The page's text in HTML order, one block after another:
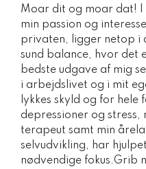
Moar dit og moar dat! I
min passion og
privaten, ligger netop i
sund balance, hvor det
bedste udgave af mig
i arbejdslivet og i mit
lykkes skyld og for hele
depressioner og stress,
terapeut samt min
selvudvikling, har
nødvendige fokus.Grib